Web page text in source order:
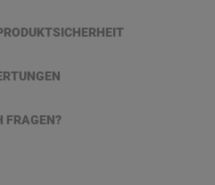
FRAGEN?